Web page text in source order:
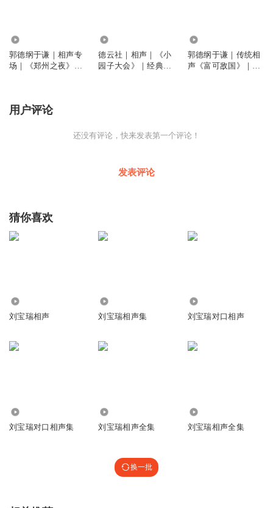
郭德纲于谦｜相声专
场｜《郑州之夜》｜
德云社｜相声｜《小
园子大会》｜经典爆
郭德纲于谦｜传统相
声《富可敌国》｜黄
用户评论
还没有评论，快来发表第一个评论！
发表评论
猜你喜欢
刘宝瑞相声 刘宝瑞相声集 刘宝瑞对口相声
刘宝瑞对口相声集 刘宝瑞相声全集 刘宝瑞相声全集
换一批